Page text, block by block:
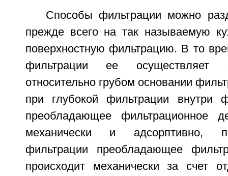
Способы фильтрации можно
прежде всего на так называемую
поверхностную фильтрацию. В то
фильтрации ее осуществляет
относительно грубом основании
при глубокой фильтрации внутри
преобладающее фильтрационное
механически и адсорптивно,
фильтрации преобладающее
происходит механически за счет